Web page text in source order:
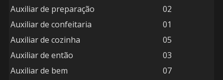
Auxiliar de preparação
02
Auxiliar de confeitaria
01
Auxiliar de cozinha
05
Auxiliar de então
03
Auxiliar de bem
07